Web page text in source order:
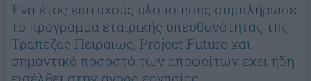
Ένα έτος επιτυχούς υλοποίησης συμπλήρωσε
το πρόγραμμα εταιρικής υπευθυνότητας της
Τράπεζας Πειραιώς, Project Future και
σημαντικό ποσοστό των αποφοίτων έχει ήδη